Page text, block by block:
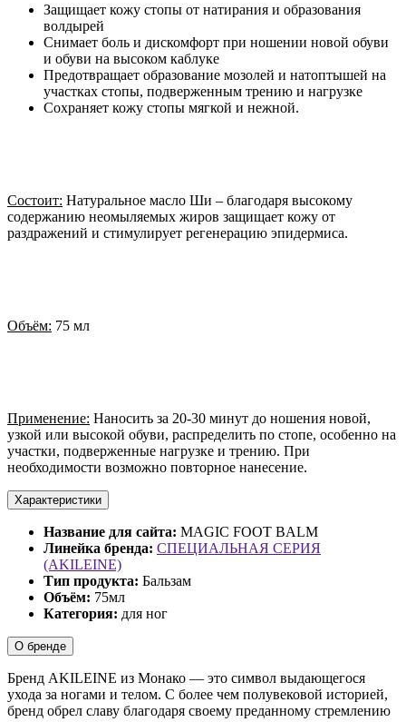
Защищает кожу стопы от натирания и образования
волдырей
Снимает боль и дискомфорт при ношении новой обуви
и обуви на высоком каблуке
Предотвращает образование мозолей и натоптышей на
участках стопы, подверженным трению и нагрузке
Сохраняет кожу стопы мягкой и нежной.
Состоит: Натуральное масло Ши – благодаря высокому
содержанию неомыляемых жиров защищает кожу от
раздражений и стимулирует регенерацию эпидермиса.
Объём: 75 мл
Применение: Наносить за 20-30 минут до ношения новой,
узкой или высокой обуви, распределить по стопе, особенно на
участки, подверженные нагрузке и трению. При
необходимости возможно повторное нанесение.
Характеристики
Название для сайта: MAGIC FOOT BALM
Линейка бренда: СПЕЦИАЛЬНАЯ СЕРИЯ
(AKILEINE)
Тип продукта: Бальзам
Объём: 75мл
Категория: для ног
О бренде
Бренд AKILEINE из Монако — это символ выдающегося
ухода за ногами и телом. С более чем полувековой историей,
бренд обрел славу благодаря своему преданному стремлению